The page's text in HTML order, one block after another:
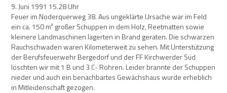
9. Juni 1991 15.28 Uhr
Feuer im Noderquerweg 38. Aus ungeklärte Ursache war im Feld
ein ca. 150 m² großer Schuppen in dem Holz, Reetmatten sowie
kleinere Landmaschinen lagerten in Brand geraten. Die schwarzen
Rauchschwaden waren Kilometerweit zu sehen. Mit Unterstützung
der Berufsfeuerwehr Bergedorf und der FF Kirchwerder Süd
löschten wir mit 1 B und 3 C- Rohren. Leider brannte der Schuppen
nieder und auch ein benachbartes Gewächshaus wurde erheblich
in Mitleidenschaft gezogen.